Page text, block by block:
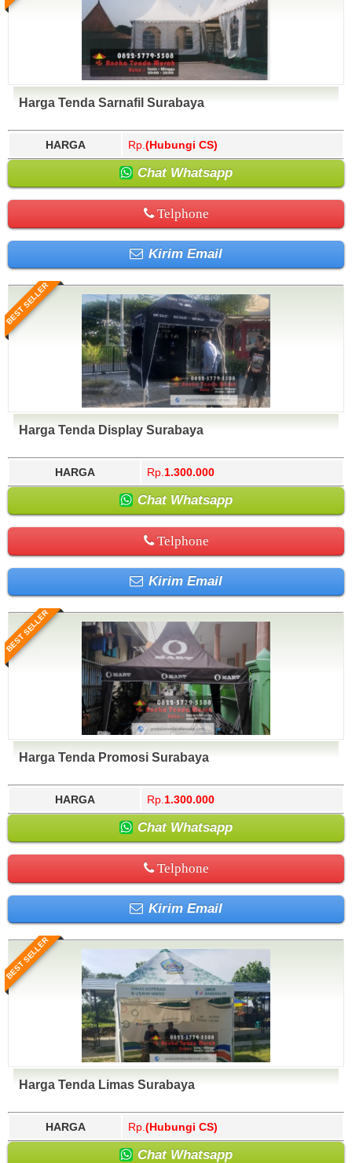
Harga Tenda Sarnafil Surabaya
HARGA Rp. (Hubungi CS)
Chat Whatsapp
Telphone
Kirim Email
BEST SELLER
Harga Tenda Display Surabaya
HARGA Rp. 1.300.000
Chat Whatsapp
Telphone
Kirim Email
BEST SELLER
Harga Tenda Promosi Surabaya
HARGA Rp. 1.300.000
Chat Whatsapp
Telphone
Kirim Email
BEST SELLER
Harga Tenda Limas Surabaya
HARGA Rp. (Hubungi CS)
Chat Whatsapp